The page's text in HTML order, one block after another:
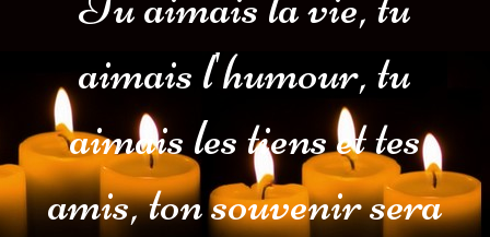
aimais l'humour, tu
aimais les tiens et tes
amis, ton souvenir sera